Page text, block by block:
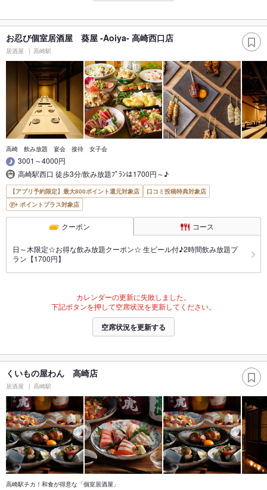
お忍び個室居酒屋 葵屋 ‐Aoiya‐ 高崎西口店
居酒屋 高崎駅
高崎 飲み放題 宴会 接待 女子会
3001～4000円
高崎駅西口 徒歩3分/飲み放題ﾌﾟﾗﾝは1700円～♪
【アプリ予約限定】最大800ポイント還元対象店
口コミ投稿特典対象店
ポイントプラス対象店
クーポン コース
日～木限定☆お得な飲み放題クーポン☆ 生ビール付♪2時間飲み放題プ
ラン【1700円】
カレンダーの更新に失敗しました。
下記ボタンを押して空席状況を更新してください。
空席状況を更新する
くいもの屋わん 高崎店
居酒屋 高崎駅
高崎駅チカ！和食が得意な「個室居酒屋」